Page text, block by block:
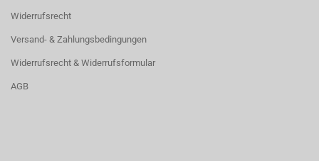
Widerrufsrecht
Versand- & Zahlungsbedingungen
Widerrufsrecht & Widerrufsformular
AGB